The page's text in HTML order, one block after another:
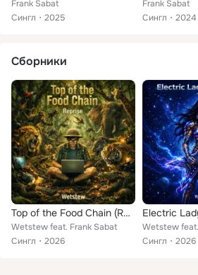
Frank Sabat
Сингл
2025
Frank Sabat
Сингл
2024
Сборники
Top of the Food Chain (Reprise)
Wetstew feat. Frank Sabat
Сингл
2026
Сингл
2026